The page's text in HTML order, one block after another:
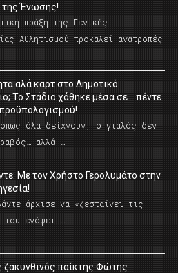
της Ένωσης!
πράξη της Γενικής
Αθλητισμού προκαλεί ανατροπές
αλά καρτ στο Δημοτικό
Το Στάδιο χάθηκε μέσα σε… πέντε
όλα δείχνουν, ο γιαλός δεν
αλλά …
Με τον Χρήστο Γερολυμάτο στην
άρχισε να «ζεσταίνει τις
του ενόψει …
ζακυνθινός παίκτης Φώτης